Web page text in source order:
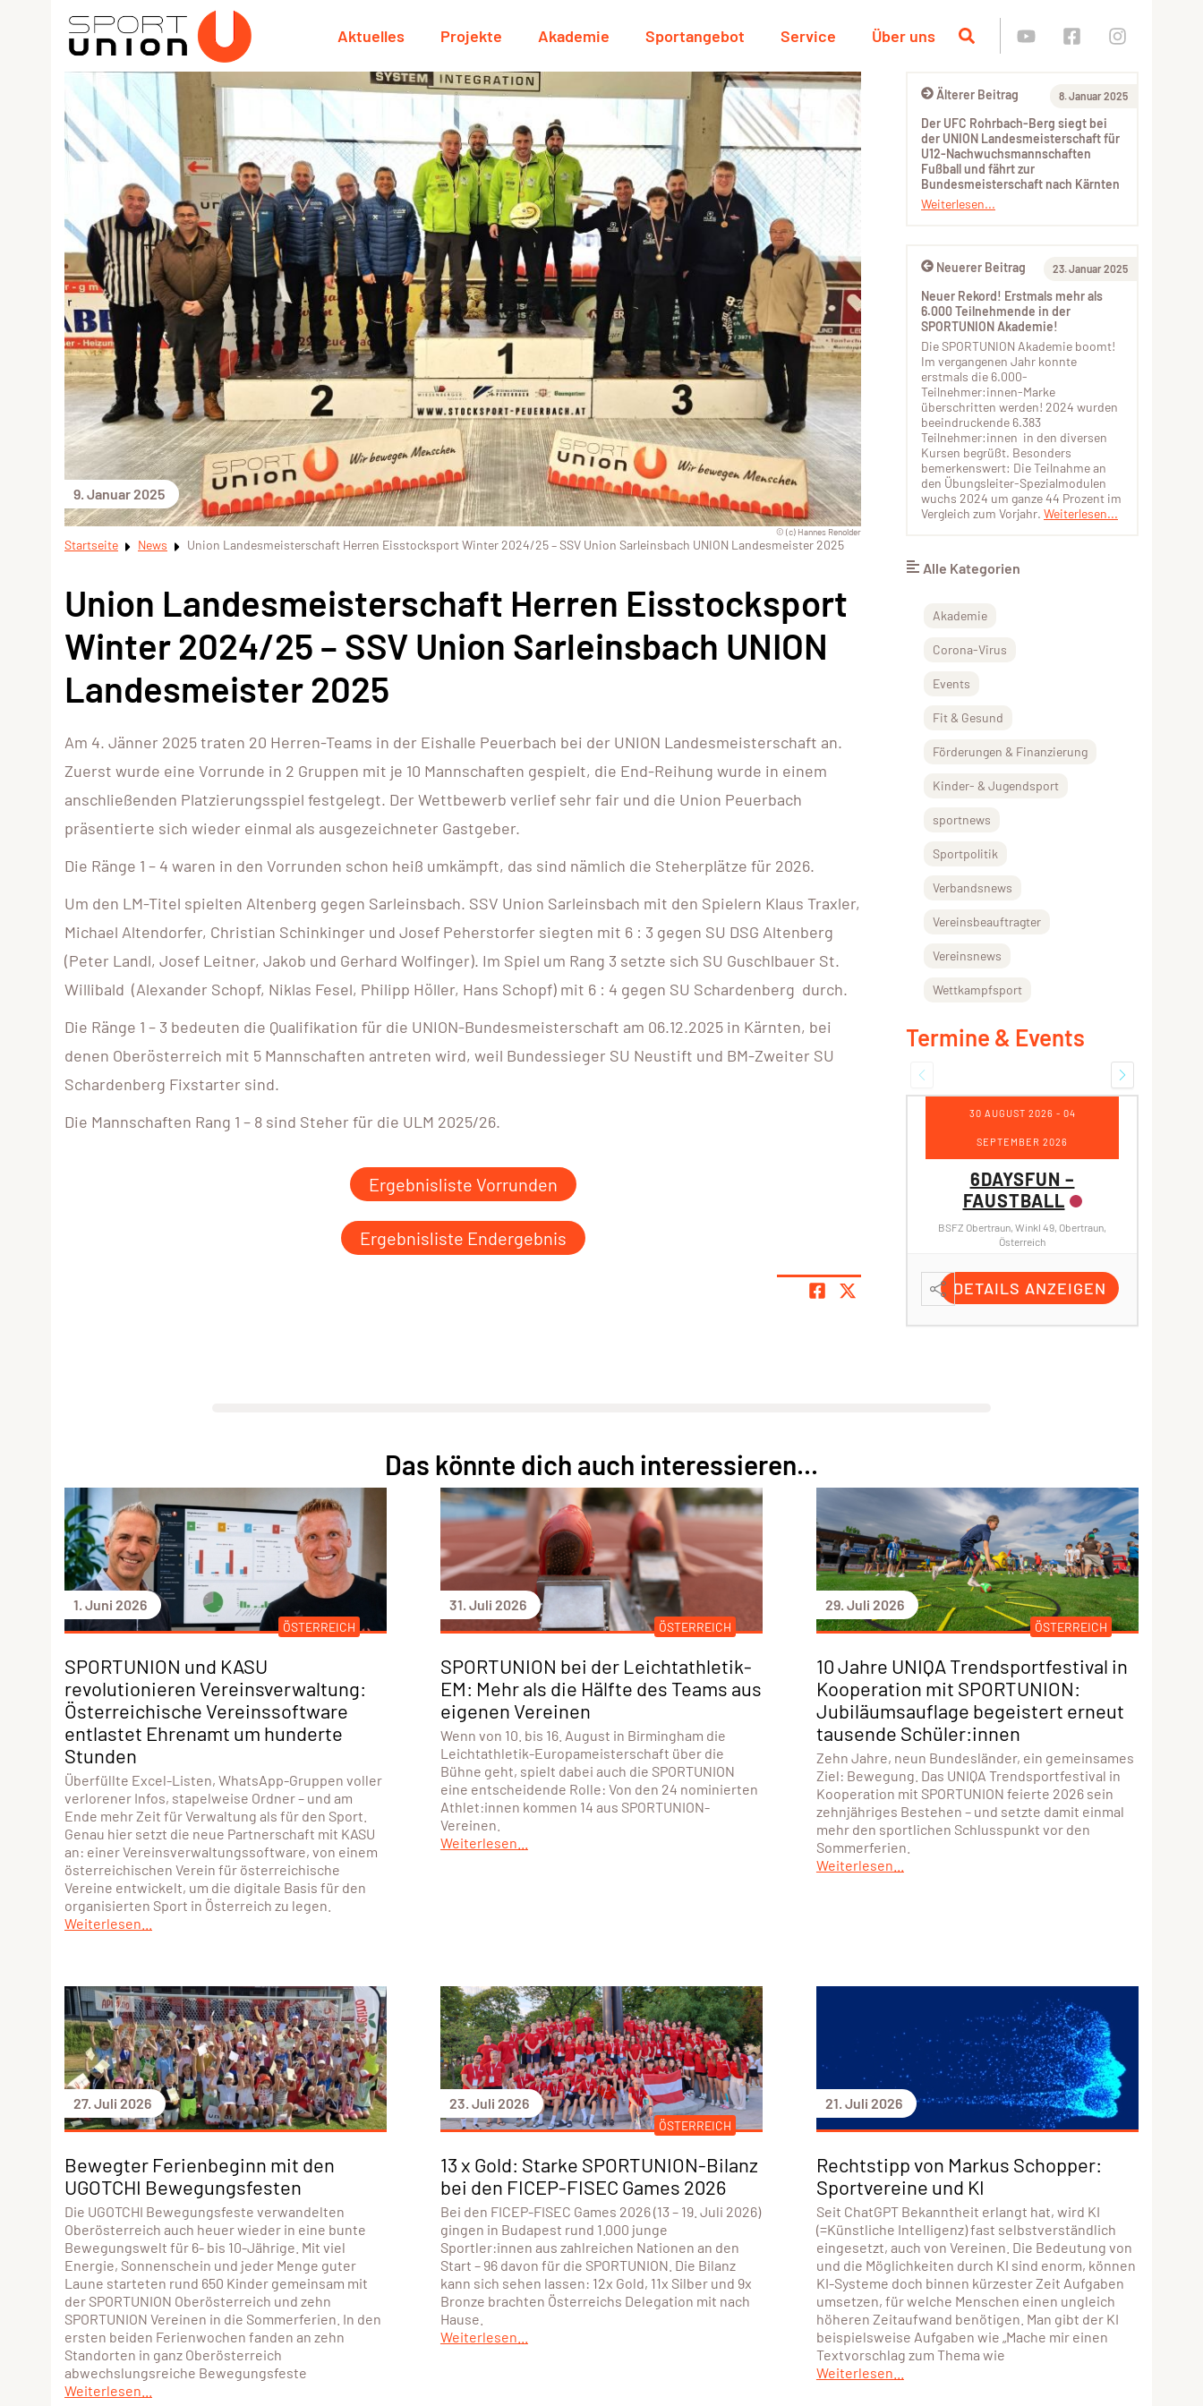
Aktuelles Projekte Akademie Sportangebot Service Über uns
9. Januar 2025
© (c) Hannes Renolder
Startseite News Union Landesmeisterschaft Herren Eisstocksport Winter 2024/25 – SSV Union Sarleinsbach UNION Landesmeister 2025
Union Landesmeisterschaft Herren Eisstocksport
Winter 2024/25 – SSV Union Sarleinsbach UNION
Landesmeister 2025
Am 4. Jänner 2025 traten 20 Herren-Teams in der Eishalle Peuerbach bei der UNION Landesmeisterschaft an.
Zuerst wurde eine Vorrunde in 2 Gruppen mit je 10 Mannschaften gespielt, die End-Reihung wurde in einem
anschließenden Platzierungsspiel festgelegt. Der Wettbewerb verlief sehr fair und die Union Peuerbach
präsentierte sich wieder einmal als ausgezeichneter Gastgeber.
Die Ränge 1 – 4 waren in den Vorrunden schon heiß umkämpft, das sind nämlich die Steherplätze für 2026.
Um den LM-Titel spielten Altenberg gegen Sarleinsbach. SSV Union Sarleinsbach mit den Spielern Klaus Traxler,
Michael Altendorfer, Christian Schinkinger und Josef Peherstorfer siegten mit 6 : 3 gegen SU DSG Altenberg
(Peter Landl, Josef Leitner, Jakob und Gerhard Wolfinger). Im Spiel um Rang 3 setzte sich SU Guschlbauer St.
Willibald (Alexander Schopf, Niklas Fesel, Philipp Höller, Hans Schopf) mit 6 : 4 gegen SU Schardenberg durch.
Die Ränge 1 – 3 bedeuten die Qualifikation für die UNION-Bundesmeisterschaft am 06.12.2025 in Kärnten, bei
denen Oberösterreich mit 5 Mannschaften antreten wird, weil Bundessieger SU Neustift und BM-Zweiter SU
Schardenberg Fixstarter sind.
Die Mannschaften Rang 1 – 8 sind Steher für die ULM 2025/26.
Ergebnisliste Vorrunden
Ergebnisliste Endergebnis
Älterer Beitrag 8. Januar 2025
Der UFC Rohrbach-Berg siegt bei
der UNION Landesmeisterschaft für
U12-Nachwuchsmannschaften
Fußball und fährt zur
Bundesmeisterschaft nach Kärnten
Weiterlesen...
Neuerer Beitrag 23. Januar 2025
Neuer Rekord! Erstmals mehr als
6.000 Teilnehmende in der
SPORTUNION Akademie!
Die SPORTUNION Akademie boomt!
Im vergangenen Jahr konnte
erstmals die 6.000-
Teilnehmer:innen-Marke
überschritten werden! 2024 wurden
beeindruckende 6.383
Teilnehmer:innen in den diversen
Kursen begrüßt. Besonders
bemerkenswert: Die Teilnahme an
den Übungsleiter-Spezialmodulen
wuchs 2024 um ganze 44 Prozent im
Vergleich zum Vorjahr. Weiterlesen...
Alle Kategorien
Akademie
Corona-Virus
Events
Fit & Gesund
Förderungen & Finanzierung
Kinder- & Jugendsport
sportnews
Sportpolitik
Verbandsnews
Vereinsbeauftragter
Vereinsnews
Wettkampfsport
Termine & Events
30 AUGUST 2026 - 04
SEPTEMBER 2026
6DAYSFUN –
FAUSTBALL
BSFZ Obertraun, Winkl 49, Obertraun,
Österreich
DETAILS ANZEIGEN
Das könnte dich auch interessieren...
1. Juni 2026
ÖSTERREICH
SPORTUNION und KASU
revolutionieren Vereinsverwaltung:
Österreichische Vereinssoftware
entlastet Ehrenamt um hunderte
Stunden
Überfüllte Excel-Listen, WhatsApp-Gruppen voller
verlorener Infos, stapelweise Ordner – und am
Ende mehr Zeit für Verwaltung als für den Sport.
Genau hier setzt die neue Partnerschaft mit KASU
an: einer Vereinsverwaltungssoftware, von einem
österreichischen Verein für österreichische
Vereine entwickelt, um die digitale Basis für den
organisierten Sport in Österreich zu legen.
Weiterlesen...
31. Juli 2026
ÖSTERREICH
SPORTUNION bei der Leichtathletik-
EM: Mehr als die Hälfte des Teams aus
eigenen Vereinen
Wenn von 10. bis 16. August in Birmingham die
Leichtathletik-Europameisterschaft über die
Bühne geht, spielt dabei auch die SPORTUNION
eine entscheidende Rolle: Von den 24 nominierten
Athlet:innen kommen 14 aus SPORTUNION-
Vereinen.
Weiterlesen...
29. Juli 2026
ÖSTERREICH
10 Jahre UNIQA Trendsportfestival in
Kooperation mit SPORTUNION:
Jubiläumsauflage begeistert erneut
tausende Schüler:innen
Zehn Jahre, neun Bundesländer, ein gemeinsames
Ziel: Bewegung. Das UNIQA Trendsportfestival in
Kooperation mit SPORTUNION feierte 2026 sein
zehnjähriges Bestehen – und setzte damit einmal
mehr den sportlichen Schlusspunkt vor den
Sommerferien.
Weiterlesen...
27. Juli 2026
Bewegter Ferienbeginn mit den
UGOTCHI Bewegungsfesten
Die UGOTCHI Bewegungsfeste verwandelten
Oberösterreich auch heuer wieder in eine bunte
Bewegungswelt für 6- bis 10-Jährige. Mit viel
Energie, Sonnenschein und jeder Menge guter
Laune starteten rund 650 Kinder gemeinsam mit
der SPORTUNION Oberösterreich und zehn
SPORTUNION Vereinen in die Sommerferien. In den
ersten beiden Ferienwochen fanden an zehn
Standorten in ganz Oberösterreich
abwechslungsreiche Bewegungsfeste
Weiterlesen...
23. Juli 2026
ÖSTERREICH
13 x Gold: Starke SPORTUNION-Bilanz
bei den FICEP-FISEC Games 2026
Bei den FICEP-FISEC Games 2026 (13 – 19. Juli 2026)
gingen in Budapest rund 1.000 junge
Sportler:innen aus zahlreichen Nationen an den
Start – 96 davon für die SPORTUNION. Die Bilanz
kann sich sehen lassen: 12x Gold, 11x Silber und 9x
Bronze brachten Österreichs Delegation mit nach
Hause.
Weiterlesen...
21. Juli 2026
Rechtstipp von Markus Schopper:
Sportvereine und KI
Seit ChatGPT Bekanntheit erlangt hat, wird KI
(=Künstliche Intelligenz) fast selbstverständlich
eingesetzt, auch von Vereinen. Die Bedeutung von
und die Möglichkeiten durch KI sind enorm, können
KI-Systeme doch binnen kürzester Zeit Aufgaben
umsetzen, für welche Menschen einen ungleich
höheren Zeitaufwand benötigen. Man gibt der KI
beispielsweise Aufgaben wie „Mache mir einen
Textvorschlag zum Thema wie
Weiterlesen...